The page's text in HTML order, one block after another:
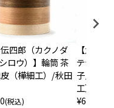
伝四郎（カクノダ
ロウ）】輪筒 茶
（樺細工）/秋田
(税込)
【角館
テデンシ
子入二色
工）/秋
¥6,600